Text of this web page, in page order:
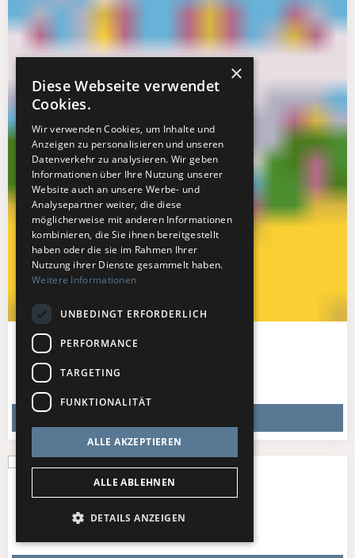
Roller Derby
2 Termine ab 23.08.26
LICHTERKINDER
,23.08.26
Hamburg,Stadtpark Open Air
×
Diese Webseite verwendet
Cookies.
Wir verwenden Cookies, um Inhalte und
Anzeigen zu personalisieren und unseren
Datenverkehr zu analysieren. Wir geben
Informationen über Ihre Nutzung unserer
Website auch an unsere Werbe- und
Analysepartner weiter, die diese
möglicherweise mit anderen Informationen
kombinieren, die Sie ihnen bereitgestellt
haben oder die sie im Rahmen Ihrer
Nutzung ihrer Dienste gesammelt haben.
Weitere Informationen
UNBEDINGT ERFORDERLICH
PERFORMANCE
TARGETING
FUNKTIONALITÄT
ALLE AKZEPTIEREN
ALLE ABLEHNEN
DETAILS ANZEIGEN